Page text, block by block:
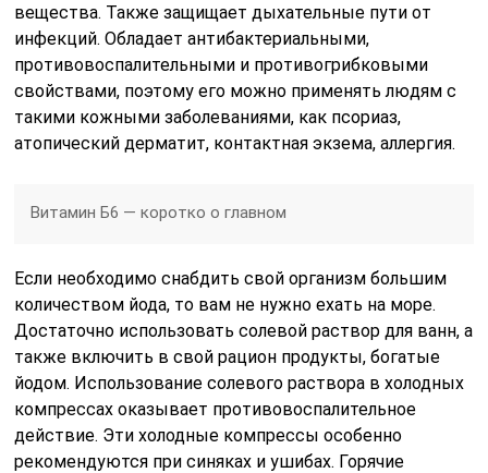
вещества. Также защищает дыхательные пути от
инфекций. Обладает антибактериальными,
противовоспалительными и противогрибковыми
свойствами, поэтому его можно применять людям с
такими кожными заболеваниями, как псориаз,
атопический дерматит, контактная экзема, аллергия.
Витамин Б6 — коротко о главном
Если необходимо снабдить свой организм большим
количеством йода, то вам не нужно ехать на море.
Достаточно использовать солевой раствор для ванн, а
также включить в свой рацион продукты, богатые
йодом. Использование солевого раствора в холодных
компрессах оказывает противовоспалительное
действие. Эти холодные компрессы особенно
рекомендуются при синяках и ушибах. Горячие